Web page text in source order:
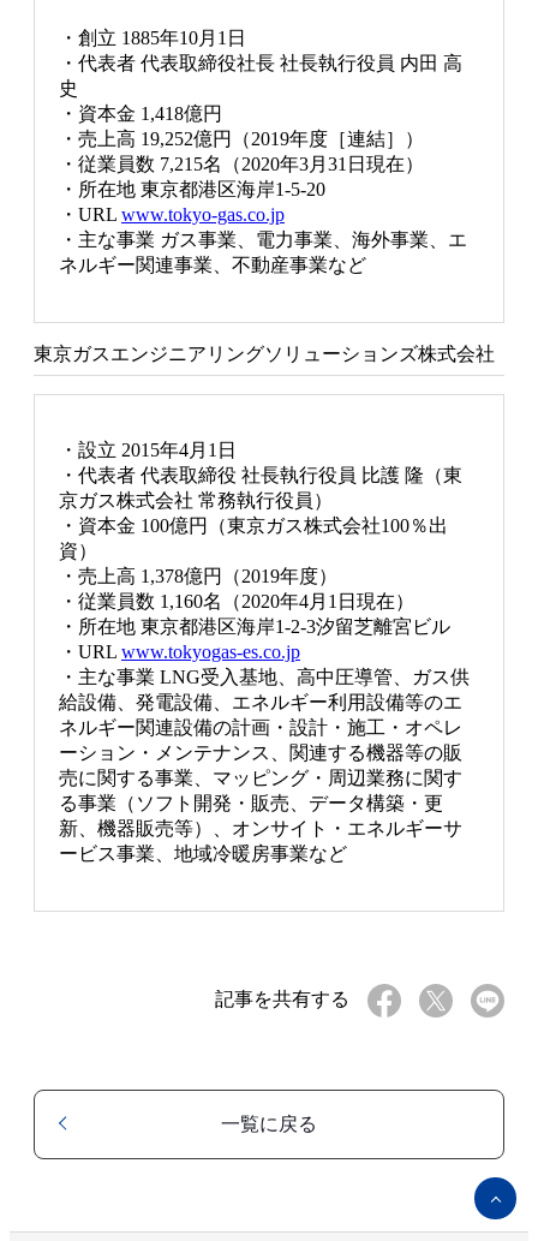
・創立 1885年10月1日
・代表者 代表取締役社長 社長執行役員 内田 高
史
・資本金 1,418億円
・売上高 19,252億円（2019年度［連結］）
・従業員数 7,215名（2020年3月31日現在）
・所在地 東京都港区海岸1-5-20
・URL www.tokyo-gas.co.jp
・主な事業 ガス事業、電力事業、海外事業、エ
ネルギー関連事業、不動産事業など
東京ガスエンジニアリングソリューションズ株式会社
・設立 2015年4月1日
・代表者 代表取締役 社長執行役員 比護 隆（東
京ガス株式会社 常務執行役員）
・資本金 100億円（東京ガス株式会社100％出
資）
・売上高 1,378億円（2019年度）
・従業員数 1,160名（2020年4月1日現在）
・所在地 東京都港区海岸1-2-3汐留芝離宮ビル
・URL www.tokyogas-es.co.jp
・主な事業 LNG受入基地、高中圧導管、ガス供
給設備、発電設備、エネルギー利用設備等のエ
ネルギー関連設備の計画・設計・施工・オペレ
ーション・メンテナンス、関連する機器等の販
売に関する事業、マッピング・周辺業務に関す
る事業（ソフト開発・販売、データ構築・更
新、機器販売等）、オンサイト・エネルギーサ
ービス事業、地域冷暖房事業など
記事を共有する
一覧に戻る
ペ
ー